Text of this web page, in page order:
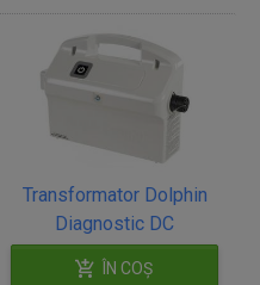
Transformator Dolphin
Diagnostic DC
ÎN COȘ